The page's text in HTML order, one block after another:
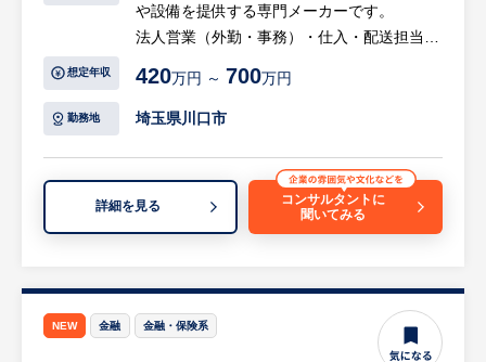
・業務改善や職場環境づくりにも主体的に関
わることができます。
・業績拡大を続ける成長企業で安定したキャ
・社員を支える管理部門として会社全体に貢
献できます。
・将来的にはリーダーや管理職へのキャリア
・転勤なしで地域に根差して働けます。
・福利厚生が充実しており、長期的に安心し
や設備を提供する専門メーカーです。
法人営業（外勤・事務）・仕入・配送担当と
【具体的には…】
理、仕入発注処理、倉庫内の軽微な出荷業務
・学校、自治体、企業・スポーツ店など法人
て、商品の配達・組立作業。
・既存取引先のフォローおよび新規開拓（飛
想定年収 420万円 ～ 700万円
勤務地 埼玉県川口市
詳細を見る
コンサルタントに
聞いてみる
NEW 金融 金融・保険系